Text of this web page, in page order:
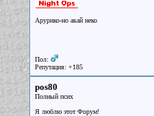
Арурико-но акай неко
Пол:
Репутация: +185
pos80
Полный псих
Я люблю этот Форум!